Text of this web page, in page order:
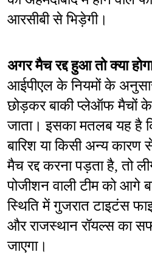
आरसीबी से भिड़ेगी।
अगर मैच रद्द हुआ तो क्या
आईपीएल के नियमों के
छोड़कर बाकी प्लेऑफ मैचों के
जाता। इसका मतलब यह है
बारिश या किसी अन्य कारण
मैच रद्द करना पड़ता है, तो
पोजीशन वाली टीम को आगे
स्थिति में गुजरात टाइटंस
और राजस्थान रॉयल्स का
जाएगा।